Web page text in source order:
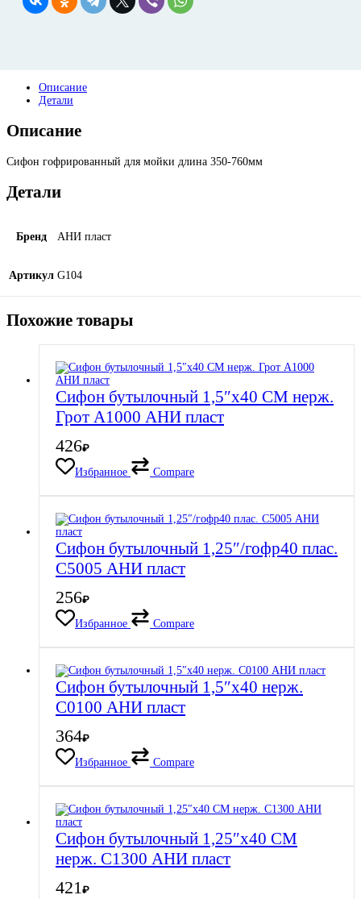
Описание
Детали
Описание
Сифон гофрированный для мойки длина 350-760мм
Детали
Бренд АНИ пласт
Артикул G104
Похожие товары
Сифон бутылочный 1,5″х40 СМ нерж.
Грот А1000 АНИ пласт
426₽
Избранное
Compare
Сифон бутылочный 1,25″/гофр40 плас.
С5005 АНИ пласт
256₽
Избранное
Compare
Сифон бутылочный 1,5″х40 нерж.
C0100 АНИ пласт
364₽
Избранное
Compare
Сифон бутылочный 1,25″х40 СМ
нерж. C1300 АНИ пласт
421₽